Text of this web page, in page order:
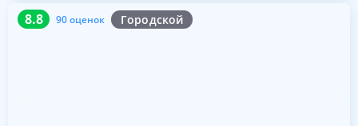
8.8 90 оценок Городской
8.8 90 оценок